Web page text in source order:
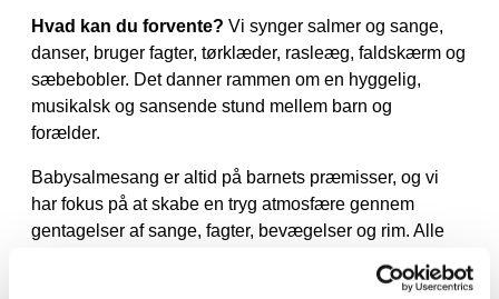
Hvad kan du forvente? Vi synger salmer og sange,
danser, bruger fagter, tørklæder, rasleæg, faldskærm og
sæbebobler. Det danner rammen om en hyggelig,
musikalsk og sansende stund mellem barn og
forælder.
Babysalmesang er altid på barnets præmisser, og vi
har fokus på at skabe en tryg atmosfære gennem
gentagelser af sange, fagter, bevægelser og rim. Alle